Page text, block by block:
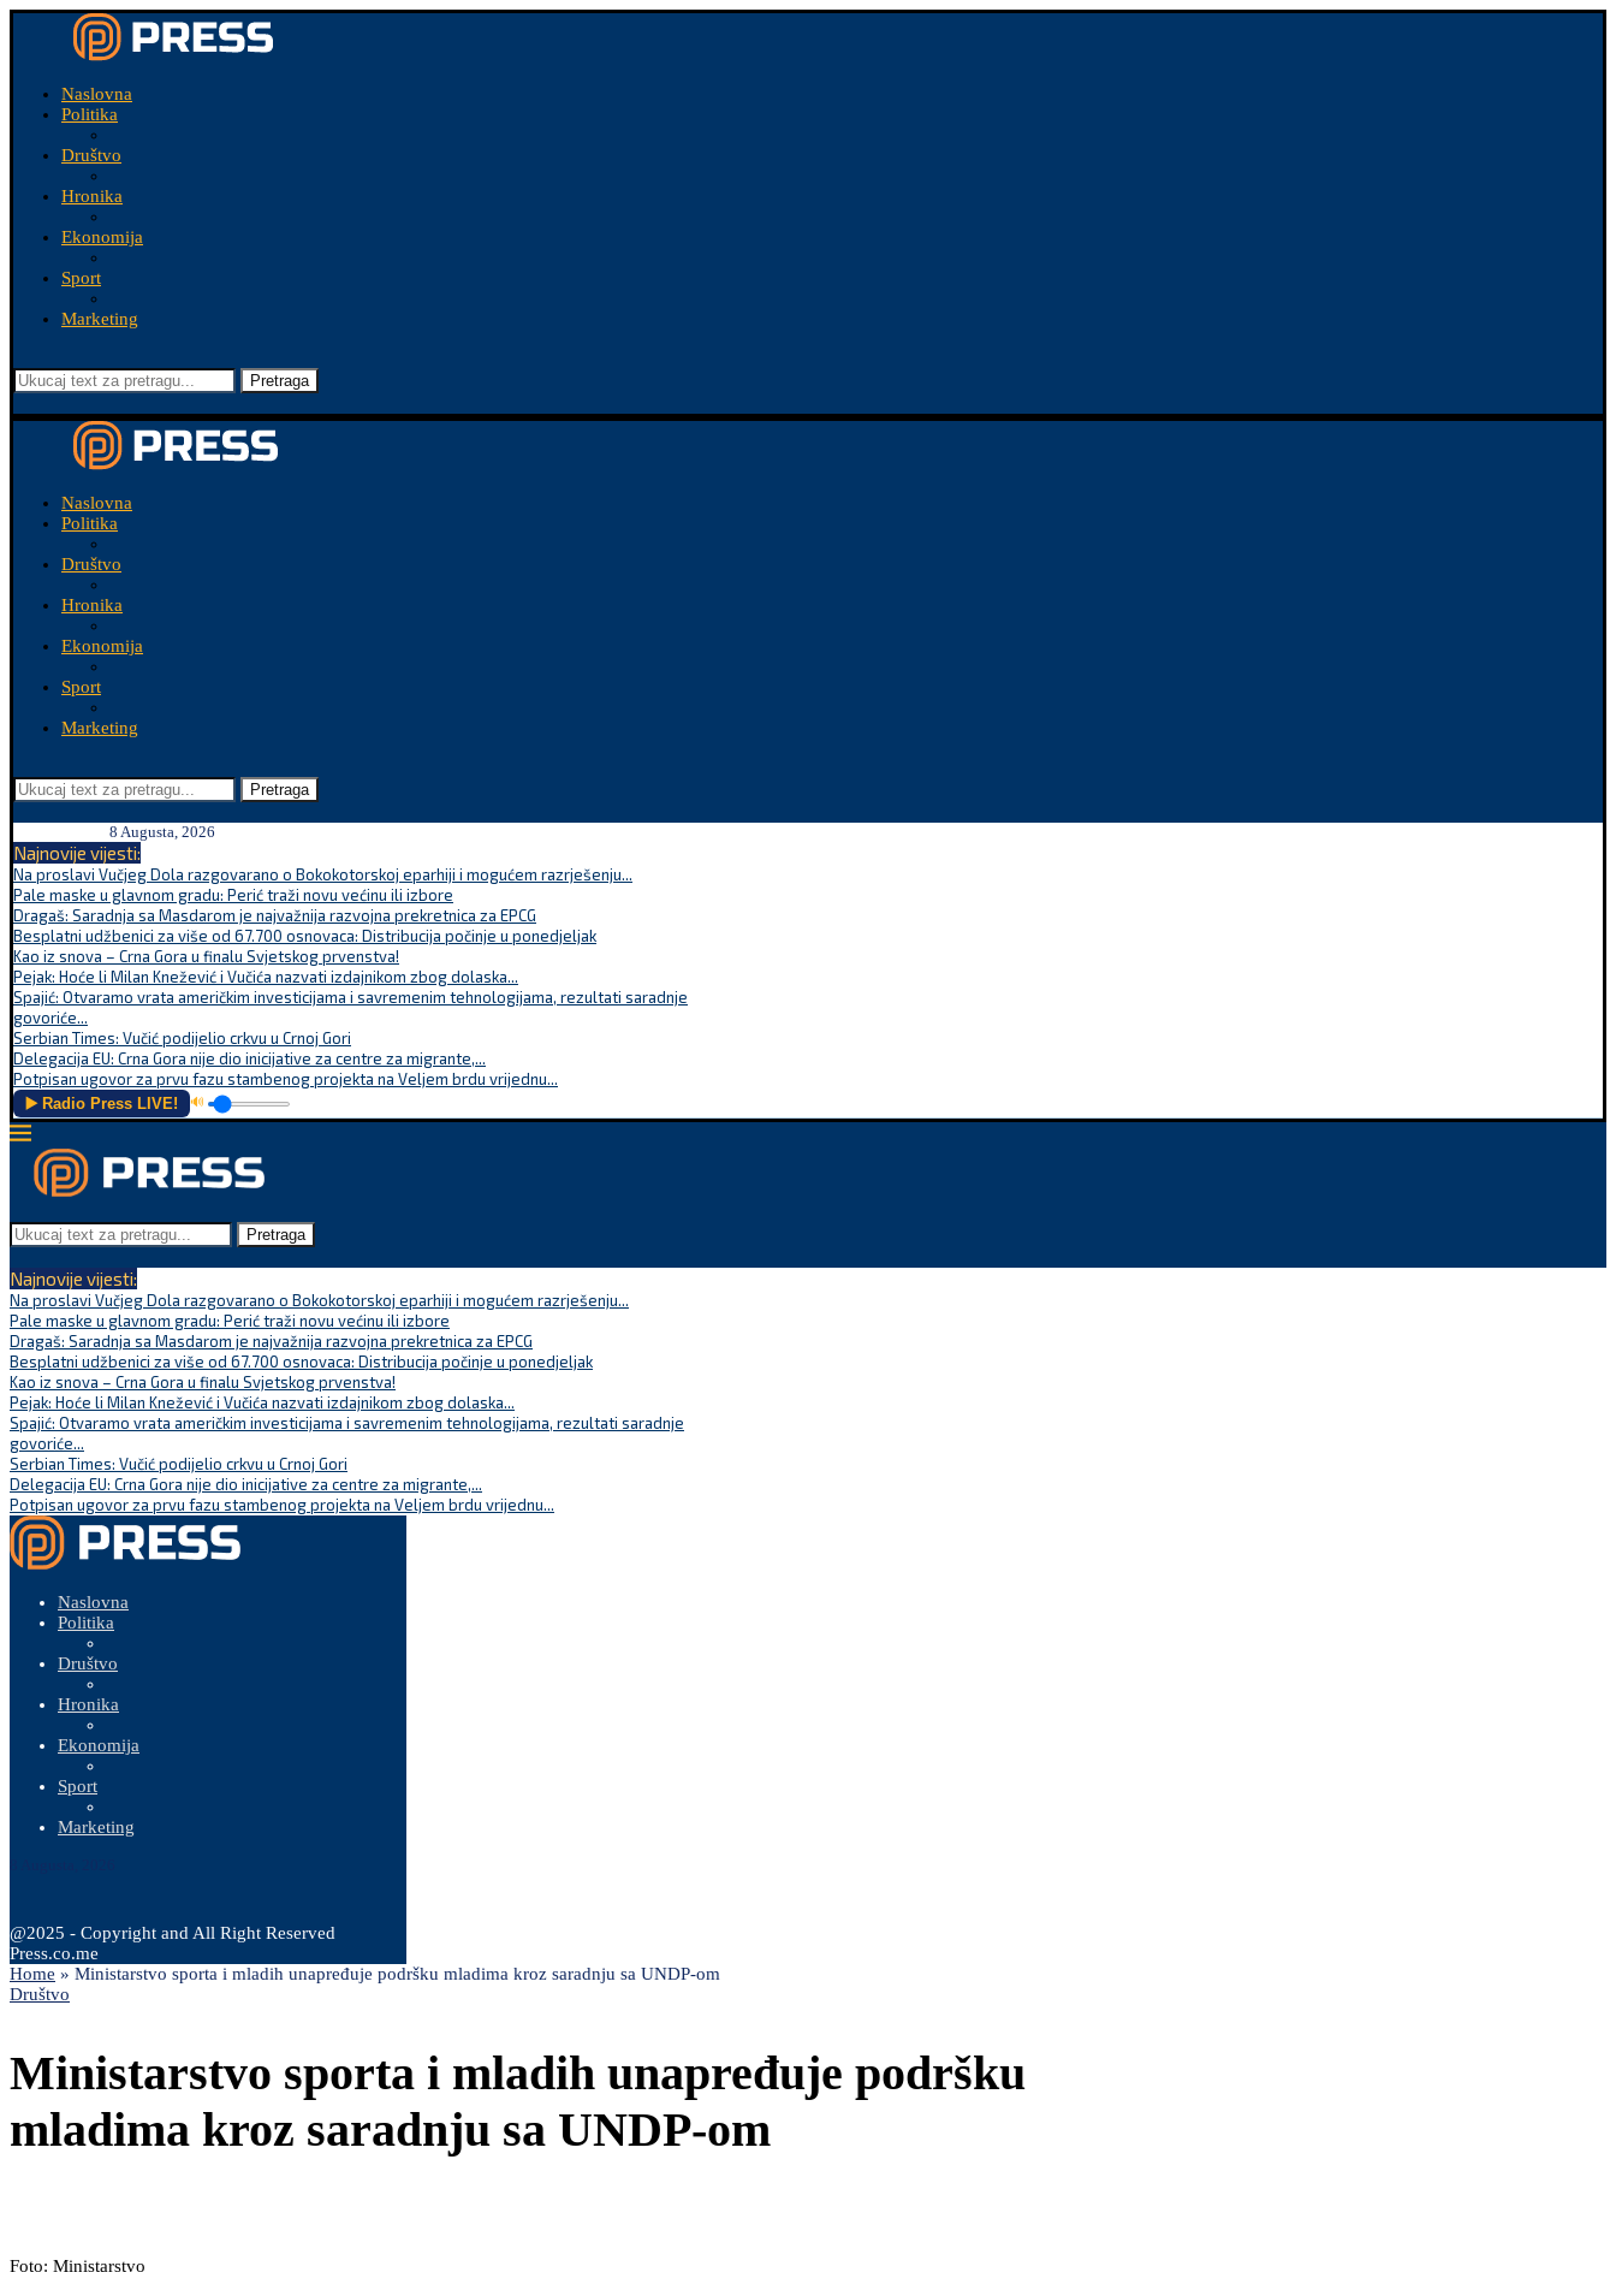
Naslovna
Politika
Društvo
Hronika
Ekonomija
Sport
Marketing
Pretraga
Naslovna
Politika
Društvo
Hronika
Ekonomija
Sport
Marketing
Pretraga
8 Augusta, 2026
Najnovije vijesti:
Na proslavi Vučjeg Dola razgovarano o Bokokotorskoj eparhiji i mogućem razrješenju...
Pale maske u glavnom gradu: Perić traži novu većinu ili izbore
Dragaš: Saradnja sa Masdarom je najvažnija razvojna prekretnica za EPCG
Besplatni udžbenici za više od 67.700 osnovaca: Distribucija počinje u ponedjeljak
Kao iz snova – Crna Gora u finalu Svjetskog prvenstva!
Pejak: Hoće li Milan Knežević i Vučića nazvati izdajnikom zbog dolaska...
Spajić: Otvaramo vrata američkim investicijama i savremenim tehnologijama, rezultati saradnje
govoriće...
Serbian Times: Vučić podijelio crkvu u Crnoj Gori
Delegacija EU: Crna Gora nije dio inicijative za centre za migrante,...
Potpisan ugovor za prvu fazu stambenog projekta na Veljem brdu vrijednu...
▶️ Radio Press LIVE! 🔊
Pretraga
Najnovije vijesti:
Na proslavi Vučjeg Dola razgovarano o Bokokotorskoj eparhiji i mogućem razrješenju...
Pale maske u glavnom gradu: Perić traži novu većinu ili izbore
Dragaš: Saradnja sa Masdarom je najvažnija razvojna prekretnica za EPCG
Besplatni udžbenici za više od 67.700 osnovaca: Distribucija počinje u ponedjeljak
Kao iz snova – Crna Gora u finalu Svjetskog prvenstva!
Pejak: Hoće li Milan Knežević i Vučića nazvati izdajnikom zbog dolaska...
Spajić: Otvaramo vrata američkim investicijama i savremenim tehnologijama, rezultati saradnje
govoriće...
Serbian Times: Vučić podijelio crkvu u Crnoj Gori
Delegacija EU: Crna Gora nije dio inicijative za centre za migrante,...
Potpisan ugovor za prvu fazu stambenog projekta na Veljem brdu vrijednu...
Naslovna
Politika
Društvo
Hronika
Ekonomija
Sport
Marketing
@2025 - Copyright and All Right Reserved
Press.co.me
Home » Ministarstvo sporta i mladih unapređuje podršku mladima kroz saradnju sa UNDP-om
Društvo
Ministarstvo sporta i mladih unapređuje podršku
mladima kroz saradnju sa UNDP-om
Foto: Ministarstvo